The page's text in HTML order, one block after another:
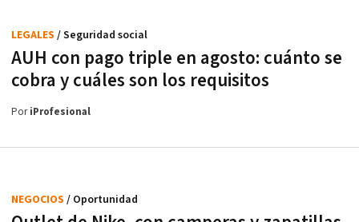
AUH con pago triple en agosto: cuánto se
cobra y cuáles son los requisitos
LEGALES / Seguridad social
PoriProfesional
NEGOCIOS / Oportunidad